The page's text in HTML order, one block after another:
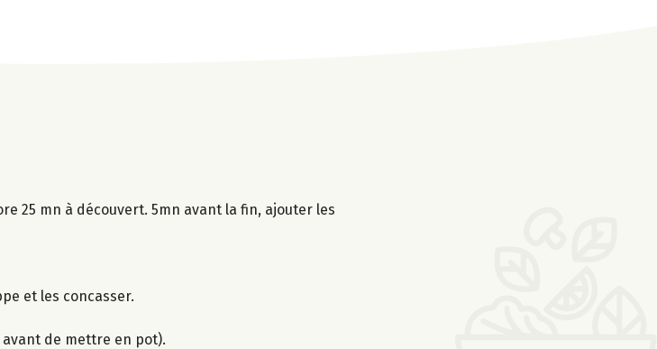
25 mn à découvert. 5mn avant la fin, ajouter les
et les concasser.
de mettre en pot).